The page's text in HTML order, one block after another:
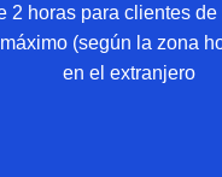
2 horas para clientes
(según la zona
en el extranjero